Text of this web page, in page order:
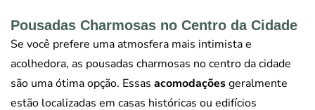
Pousadas Charmosas no Centro da Cidade
Se você prefere uma atmosfera mais intimista e
acolhedora, as pousadas charmosas no centro da cidade
são uma ótima opção. Essas acomodaçõesgeralmente
estão localizadas em casas históricas ou edifícios